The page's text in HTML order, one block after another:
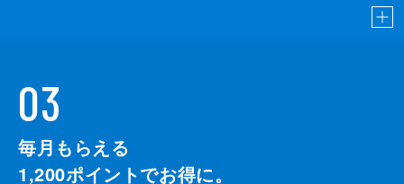
03
毎月もらえる
1,200ポイントでお得に。